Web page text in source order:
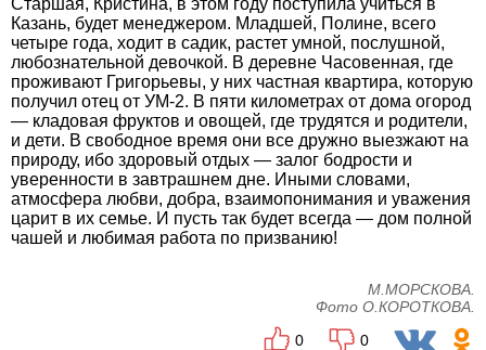
Старшая, Кристина, в этом году поступила учиться в
Казань, будет менеджером. Младшей, Полине, всего
четыре года, ходит в садик, растет умной, послушной,
любознательной девочкой. В деревне Часовенная, где
проживают Григорьевы, у них частная квартира, которую
получил отец от УМ-2. В пяти километрах от дома огород
— кладовая фруктов и овощей, где трудятся и родители,
и дети. В свободное время они все дружно выезжают на
природу, ибо здоровый отдых — залог бодрости и
уверенности в завтрашнем дне. Иными словами,
атмосфера любви, добра, взаимопонимания и уважения
царит в их семье. И пусть так будет всегда — дом полной
чашей и любимая работа по призванию!
М.МОРСКОВА.
Фото О.КОРОТКОВА.
0
0